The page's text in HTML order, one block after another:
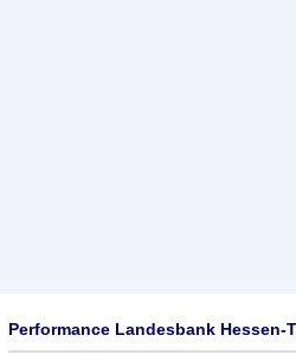
Performance Landesbank Hessen-